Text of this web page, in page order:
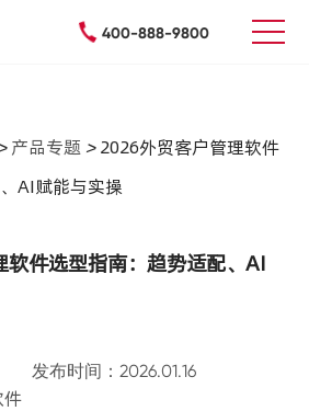
400-888-9800
产品专题 > 2026外贸客户管理软件
AI赋能与实操
件选型指南：趋势适配、AI
发布时间：2026.01.16
件